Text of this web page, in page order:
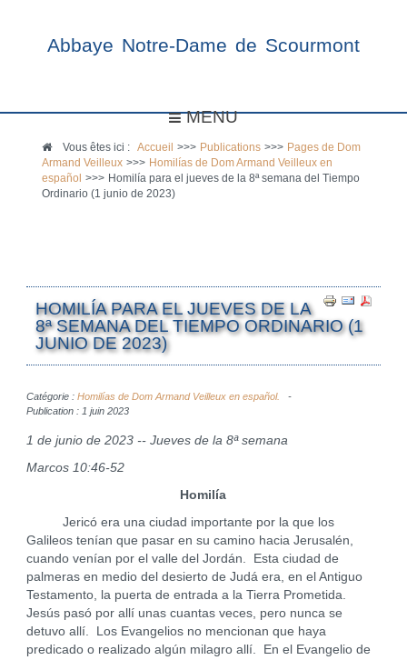
Abbaye Notre-Dame de Scourmont
MENU
Vous êtes ici :Accueil >>> Publications >>> Pages de Dom
Armand Veilleux >>> Homilías de Dom Armand Veilleux en
español
>>> Homilía para el jueves de la 8ª semana del Tiempo
Ordinario (1 junio de 2023)
HOMILÍA PARA EL JUEVES DE LA
8ª SEMANA DEL TIEMPO ORDINARIO (1
JUNIO DE 2023)
Catégorie : Homilías de Dom Armand Veilleux en español.
Publication : 1 juin 2023
1 de junio de 2023 -- Jueves de la 8ª semana
Marcos 10:46-52
Homilía
Jericó era una ciudad importante por la que los
Galileos tenían que pasar en su camino hacia Jerusalén,
cuando venían por el valle del Jordán. Esta ciudad de
palmeras en medio del desierto de Judá era, en el Antiguo
Testamento, la puerta de entrada a la Tierra Prometida.
Jesús pasó por allí unas cuantas veces, pero nunca se
detuvo allí. Los Evangelios no mencionan que haya
predicado o realizado algún milagro allí. En el Evangelio de